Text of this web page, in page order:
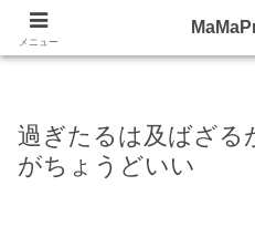
忙しい女性の応援WEBママプリ！
過ぎたるは及ばざる
がちょうどいい
メニュー